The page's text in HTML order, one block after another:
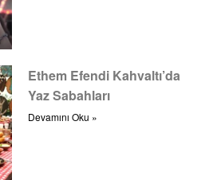
Ethem Efendi Kahvaltı’da
Yaz Sabahları
Devamını Oku »